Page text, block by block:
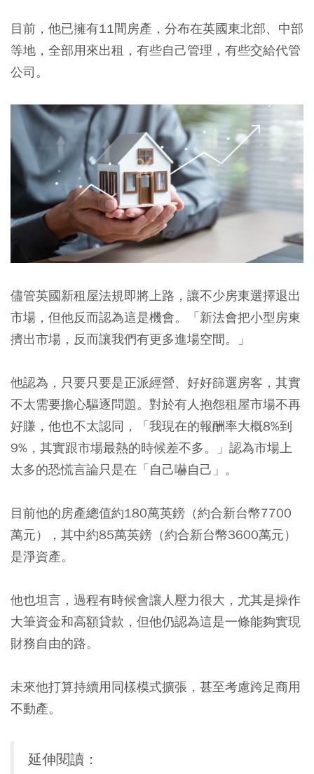
目前，他已擁有11間房產，分布在英國東北部、中部
等地，全部用來出租，有些自己管理，有些交給代管
公司。
儘管英國新租屋法規即將上路，讓不少房東選擇退出
市場，但他反而認為這是機會。「新法會把小型房東
擠出市場，反而讓我們有更多進場空間。」
他認為，只要只要是正派經營、好好篩選房客，其實
不太需要擔心驅逐問題。對於有人抱怨租屋市場不再
好賺，他也不太認同，「我現在的報酬率大概8%到
9%，其實跟市場最熱的時候差不多。」認為市場上
太多的恐慌言論只是在「自己嚇自己」。
目前他的房產總值約180萬英鎊（約合新台幣7700
萬元），其中約85萬英鎊（約合新台幣3600萬元）
是淨資產。
他也坦言，過程有時候會讓人壓力很大，尤其是操作
大筆資金和高額貸款，但他仍認為這是一條能夠實現
財務自由的路。
未來他打算持續用同樣模式擴張，甚至考慮跨足商用
不動產。
延伸閱讀：